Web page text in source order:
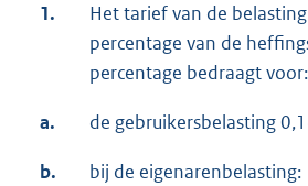
1.
Het tarief van de
percentage van de
percentage bedraagt voor:
a. de gebruikersbelasting
b. bij de eigenarenbelasting: